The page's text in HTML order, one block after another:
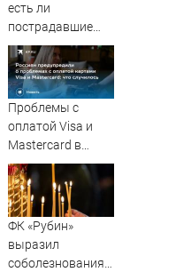
есть ли
пострадавшие
при атаке БПЛА
на тюменский
завод
Проблемы с
оплатой Visa и
Mastercard в
России:
последние
новости на 10
августа 2026 года
ФК «Рубин»
выразил
соболезнования